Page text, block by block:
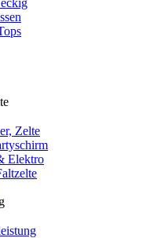
Zelte
Elektro